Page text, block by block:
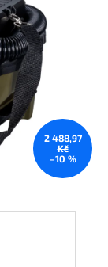
2 488,97
Kč
–10 %